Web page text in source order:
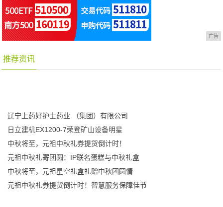
广告
推荐资讯
辽宁上药好护士药业 （集团）有限公司
日立建机EX1200-7荣登矿山设备明星
中秋将至，元祖中秋礼券提货倒计时！
元祖中秋礼寄团圆：IP联名蛋糕与中秋礼盒
中秋将至，元祖星空礼盒礼赠中秋团圆情
元祖中秋礼券提货倒计时！智慧服务保障佳节